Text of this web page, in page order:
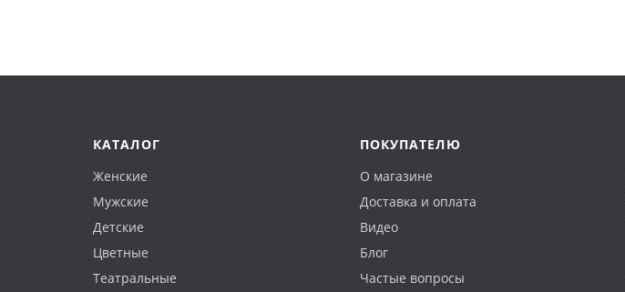
КАТАЛОГ
Женские
Мужские
Детские
Цветные
Театральные
ПОКУПАТЕЛЮ
О магазине
Доставка и оплата
Видео
Блог
Частые вопросы